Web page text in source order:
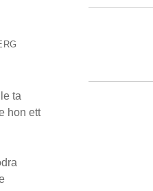
ta
hon ett